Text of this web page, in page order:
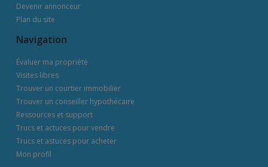
Devenir annonceur
Plan du site
Navigation
Évaluer ma propriété
Visites libres
Trouver un courtier immobilier
Trouver un conseiller hypothécaire
Ressources et support
Trucs et actuces pour vendre
Trucs et astuces pour acheter
Mon profil